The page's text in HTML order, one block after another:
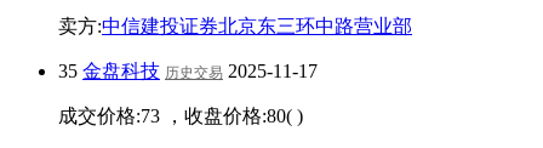
卖方:中信建投证券北京东三环中路营业部
35 金盘科技 历史交易 2025-11-17
成交价格:73 ，收盘价格:80( )